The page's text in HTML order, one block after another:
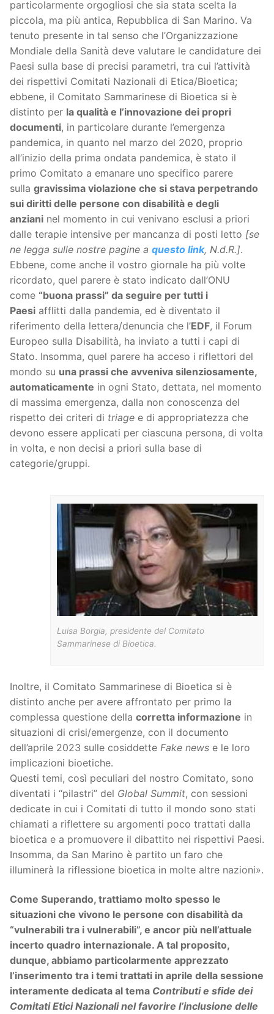
particolarmente orgogliosi che sia stata scelta la
piccola, ma più antica, Repubblica di San Marino. Va
tenuto presente in tal senso che l’Organizzazione
Mondiale della Sanità deve valutare le candidature dei
Paesi sulla base di precisi parametri, tra cui l’attività
dei rispettivi Comitati Nazionali di Etica/Bioetica;
ebbene, il Comitato Sammarinese di Bioetica si è
distinto per la qualità e l’innovazione dei propri
documenti, in particolare durante l’emergenza
pandemica, in quanto nel marzo del 2020, proprio
all’inizio della prima ondata pandemica, è stato il
primo Comitato a emanare uno specifico parere
sulla gravissima violazione che si stava perpetrando
sui diritti delle persone con disabilità e degli
anziani nel momento in cui venivano esclusi a priori
dalle terapie intensive per mancanza di posti letto [se
ne legga sulle nostre pagine a questo link, N.d.R.].
Ebbene, come anche il vostro giornale ha più volte
ricordato, quel parere è stato indicato dall’ONU
come “buona prassi” da seguire per tutti i
Paesi afflitti dalla pandemia, ed è diventato il
riferimento della lettera/denuncia che l’EDF, il Forum
Europeo sulla Disabilità, ha inviato a tutti i capi di
Stato. Insomma, quel parere ha acceso i riflettori del
mondo su una prassi che avveniva silenziosamente,
automaticamente in ogni Stato, dettata, nel momento
di massima emergenza, dalla non conoscenza del
rispetto dei criteri di triage e di appropriatezza che
devono essere applicati per ciascuna persona, di volta
in volta, e non decisi a priori sulla base di
categorie/gruppi.
Luisa Borgia, presidente del Comitato
Sammarinese di Bioetica.
Inoltre, il Comitato Sammarinese di Bioetica si è
distinto anche per avere affrontato per primo la
complessa questione della corretta informazione in
situazioni di crisi/emergenze, con il documento
dell’aprile 2023 sulle cosiddette Fake news e le loro
implicazioni bioetiche.
Questi temi, così peculiari del nostro Comitato, sono
diventati i “pilastri” del Global Summit, con sessioni
dedicate in cui i Comitati di tutto il mondo sono stati
chiamati a riflettere su argomenti poco trattati dalla
bioetica e a promuovere il dibattito nei rispettivi Paesi.
Insomma, da San Marino è partito un faro che
illuminerà la riflessione bioetica in molte altre nazioni».
Come Superando, trattiamo molto spesso le
situazioni che vivono le persone con disabilità da
“vulnerabili tra i vulnerabili”, e ancor più nell’attuale
incerto quadro internazionale. A tal proposito,
dunque, abbiamo particolarmente apprezzato
l’inserimento tra i temi trattati in aprile della sessione
interamente dedicata al tema Contributi e sfide dei
Comitati Etici Nazionali nel favorire l’inclusione delle